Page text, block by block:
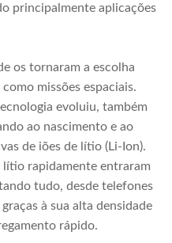
principalmente aplicações
os tornaram a escolha
missões espaciais.
evoluiu, também
ao nascimento e ao
de iões de lítio (Li-Ion).
lítio rapidamente entraram
tudo, desde telefones
à sua alta densidade
rápido.